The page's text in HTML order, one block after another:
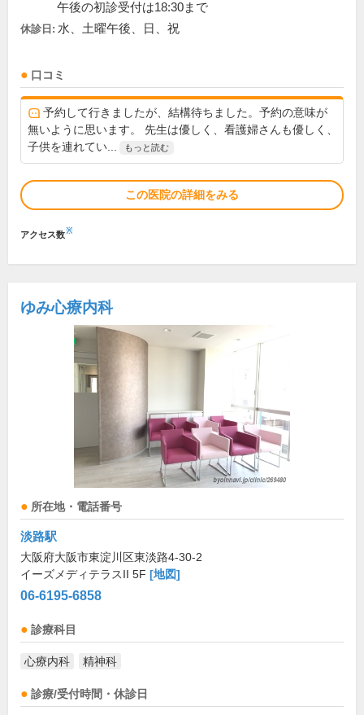
午後の初診受付は18:30まで
休診日: 水、土曜午後、日、祝
口コミ
予約して行きましたが、結構待ちました。予約の意味が
無いように思います。 先生は優しく、看護婦さんも優しく、
子供を連れてい...
もっと読む
この医院の詳細をみる
アクセス数※
ゆみ心療内科
所在地・電話番号
淡路駅
大阪府大阪市東淀川区東淡路4-30-2
イーズメディテラスII 5F [地図]
06-6195-6858
診療科目
心療内科 精神科
診療/受付時間・休診日